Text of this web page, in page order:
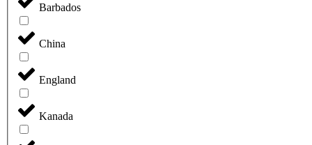
Barbados
China
England
Kanada